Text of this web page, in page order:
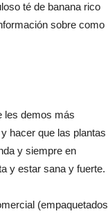
té de banana rico
sobre como
les demos más
hacer que las plantas
y siempre en
y estar sana y fuerte.
(empaquetados